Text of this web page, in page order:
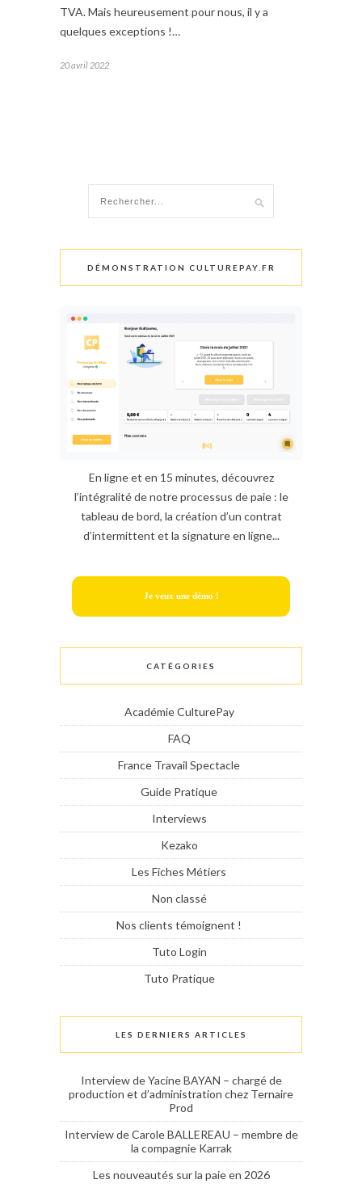
TVA. Mais heureusement pour nous, il y a
quelques exceptions !…
20 avril 2022
DÉMONSTRATION CULTUREPAY.FR
En ligne et en 15 minutes, découvrez
l’intégralité de notre processus de paie : le
tableau de bord, la création d’un contrat
d’intermittent et la signature en ligne...
Je veux une démo !
CATÉGORIES
Académie CulturePay
FAQ
France Travail Spectacle
Guide Pratique
Interviews
Kezako
Les Fiches Métiers
Non classé
Nos clients témoignent !
Tuto Login
Tuto Pratique
LES DERNIERS ARTICLES
Interview de Yacine BAYAN – chargé de
production et d’administration chez Ternaire
Prod
Interview de Carole BALLEREAU – membre de
la compagnie Karrak
Les nouveautés sur la paie en 2026